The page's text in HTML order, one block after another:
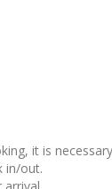
it is
in/out.